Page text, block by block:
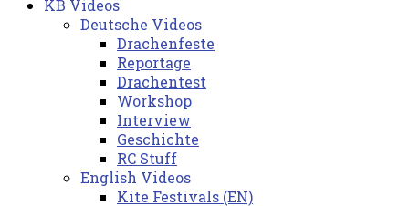
KB Videos
Deutsche Videos
Drachenfeste
Reportage
Drachentest
Workshop
Interview
Geschichte
RC Stuff
English Videos
Kite Festivals (EN)